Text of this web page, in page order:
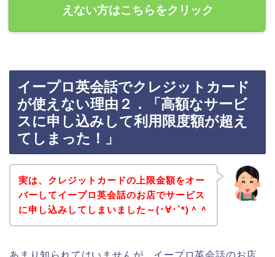
えない方はこちらをクリック
イープロ英会話でクレジットカード
が使えない理由２．「高額なサービ
スに申し込みして利用限度額が超え
てしまった！」
実は、クレジットカードの上限金額をオー
バーしてイープロ英会話のお店でサービス
に申し込みしてしまいました～(･∀･`*)＾＾
あまり知られてはいませんが、イープロ英会話のお店